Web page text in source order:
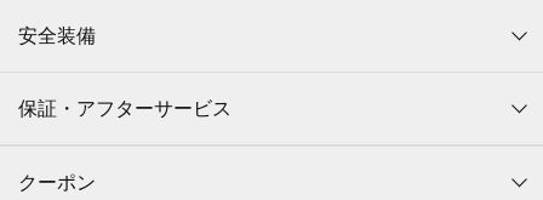
安全装備
保証・アフターサービス
クーポン